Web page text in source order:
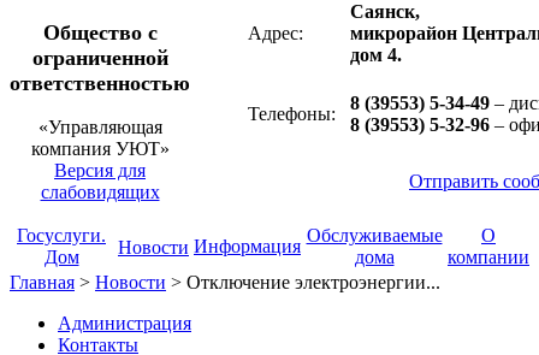
Общество с
ограниченной
ответственностью
«Управляющая
компания УЮТ»
Адрес:
Саянск,
микрорайон
дом 4.
Телефоны:
8 (39553) 5-34-49 –
8 (39553) 5-32-96 –
Версия для
слабовидящих
Отправить
Госуслуги.
Дом
Новости Информация
Обслуживаемые
дома
О
компании
Главная > Новости > Отключение электроэнергии...
Администрация
Контакты